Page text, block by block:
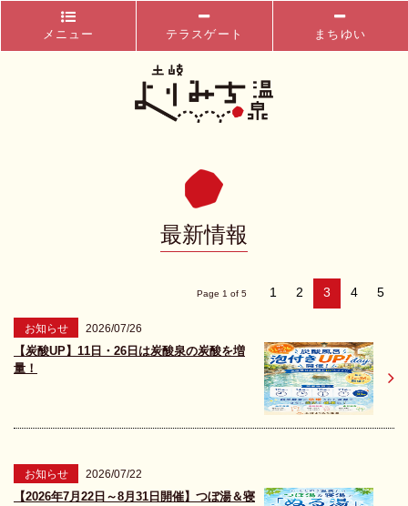
メニュー テラスゲート まちゆい
最新情報
Page 1 of 5 1 2 3 4 5
お知らせ 2026/07/26
【炭酸UP】11日・26日は炭酸泉の炭酸を増
量！
お知らせ 2026/07/22
【2026年7月22日～8月31日開催】つぼ湯＆寝